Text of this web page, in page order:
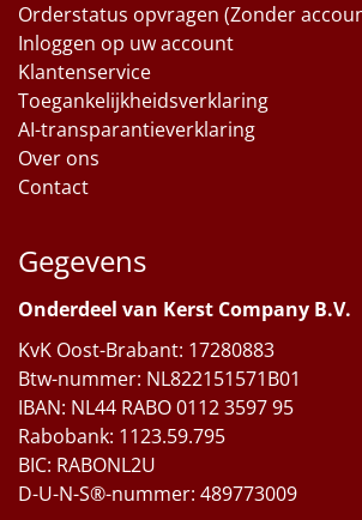
Orderstatus opvragen (Zonder
Inloggen op uw account
Klantenservice
Toegankelijkheidsverklaring
AI-transparantieverklaring
Over ons
Contact
Gegevens
Onderdeel van Kerst Company B.V.
KvK Oost-Brabant: 17280883
Btw-nummer: NL822151571B01
IBAN: NL44 RABO 0112 3597 95
Rabobank: 1123.59.795
BIC: RABONL2U
D-U-N-S®-nummer: 489773009